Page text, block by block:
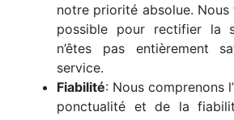
notre priorité absolue.
possible pour rectifier la
n’êtes pas entièrement
service.
Fiabilité: Nous comprenons
ponctualité et de la